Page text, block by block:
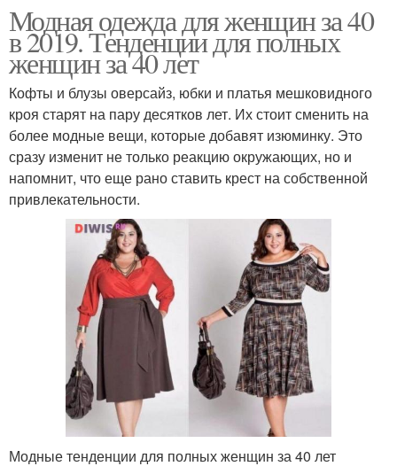
Модная одежда для женщин за 40
в 2019. Тенденции для полных
женщин за 40 лет
Кофты и блузы оверсайз, юбки и платья мешковидного
кроя старят на пару десятков лет. Их стоит сменить на
более модные вещи, которые добавят изюминку. Это
сразу изменит не только реакцию окружающих, но и
напомнит, что еще рано ставить крест на собственной
привлекательности.
Модные тенденции для полных женщин за 40 лет